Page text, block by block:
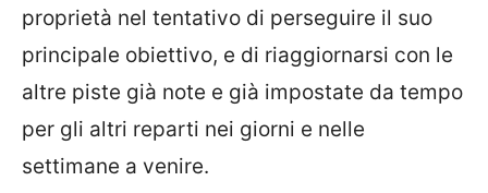
proprietà nel tentativo di perseguire il suo
principale obiettivo, e di riaggiornarsi con le
altre piste già note e già impostate da tempo
per gli altri reparti nei giorni e nelle
settimane a venire.